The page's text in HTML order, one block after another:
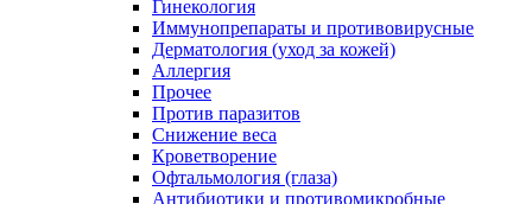
Гинекология
Иммунопрепараты и противовирусные
Дерматология (уход за кожей)
Аллергия
Прочее
Против паразитов
Снижение веса
Кроветворение
Офтальмология (глаза)
Антибиотики и противомикробные